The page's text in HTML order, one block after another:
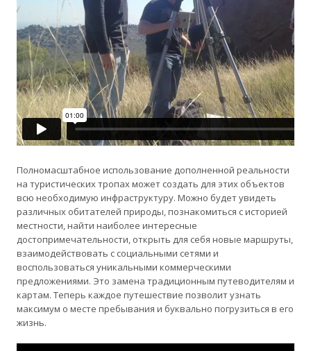
Полномасштабное использование дополненной реальности
на туристических тропах может создать для этих объектов
всю необходимую инфраструктуру. Можно будет увидеть
различных обитателей природы, познакомиться с историей
местности, найти наиболее интересные
достопримечательности, открыть для себя новые маршруты,
взаимодействовать с социальными сетями и
воспользоваться уникальными коммерческими
предложениями. Это замена традиционным путеводителям и
картам. Теперь каждое путешествие позволит узнать
максимум о месте пребывания и буквально погрузиться в его
жизнь.